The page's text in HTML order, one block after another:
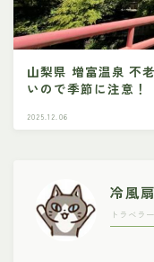
山梨県 増富温泉 不
いので季節に注意！
2025.12.06
冷風扇
トラベラー